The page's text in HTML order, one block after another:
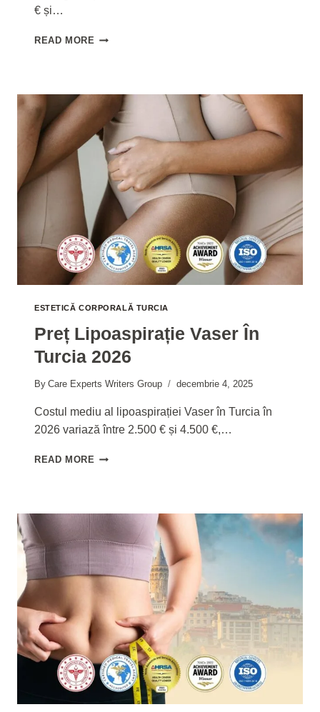
€ și…
READ MORE COSTUL
2026
ESTETICĂ CORPORALĂ TURCIA
Preț Lipoaspirație Vaser În
Turcia 2026
By Care Experts Writers Group decembrie 4, 2025
Costul mediu al lipoaspirației Vaser în Turcia în
2026 variază între 2.500 € și 4.500 €,…
READ MORE PREȚ
TURCIA